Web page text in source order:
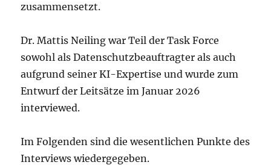
zusammensetzt.
Dr. Mattis Neiling war Teil der Task Force
sowohl als Datenschutzbeauftragter als auch
aufgrund seiner KI-Expertise und wurde zum
Entwurf der Leitsätze im Januar 2026
interviewed.
Im Folgenden sind die wesentlichen Punkte des
Interviews wiedergegeben.